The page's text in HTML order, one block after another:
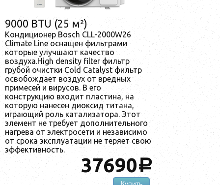
9000 BTU (25 м²)
Кондиционер Bosch CLL-2000W26
Climate Line оснащен фильтрами
которые улучшают качество
воздуха.High density filter фильтр
грубой очистки Cold Catalyst фильтр
освобождает воздух от вредных
примесей и вирусов. В его
конструкцию входит пластина, на
которую нанесен диоксид титана,
играющий роль катализатора. Этот
элемент не требует дополнительного
нагрева от электросети и независимо
от срока эксплуатации не теряет свою
эффективность.
37690a
Купить